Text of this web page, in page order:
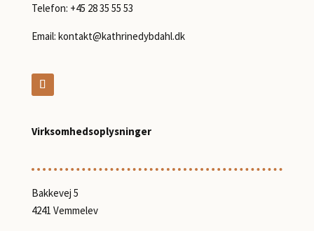
Telefon: +45 28 35 55 53
Email: kontakt@kathrinedybdahl.dk
Virksomhedsoplysninger
Bakkevej 5
4241 Vemmelev